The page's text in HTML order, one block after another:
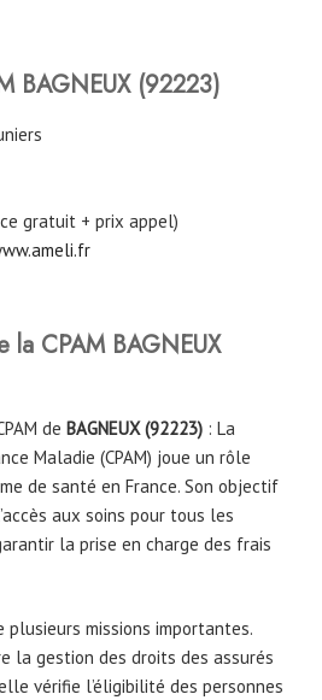
BAGNEUX (92223)
gratuit + prix appel)
la CPAM BAGNEUX
de BAGNEUX (92223) : La
Maladie (CPAM) joue un rôle
de santé en France. Son objectif
aux soins pour tous les
la prise en charge des frais
plusieurs missions importantes.
la gestion des droits des assurés
vérifie l’éligibilité des personnes